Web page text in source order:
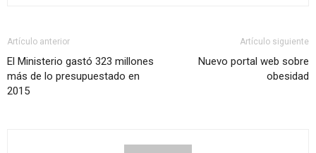
Artículo anterior
El Ministerio gastó 323 millones
más de lo presupuestado en
2015
Artículo siguiente
Nuevo portal web sobre
obesidad